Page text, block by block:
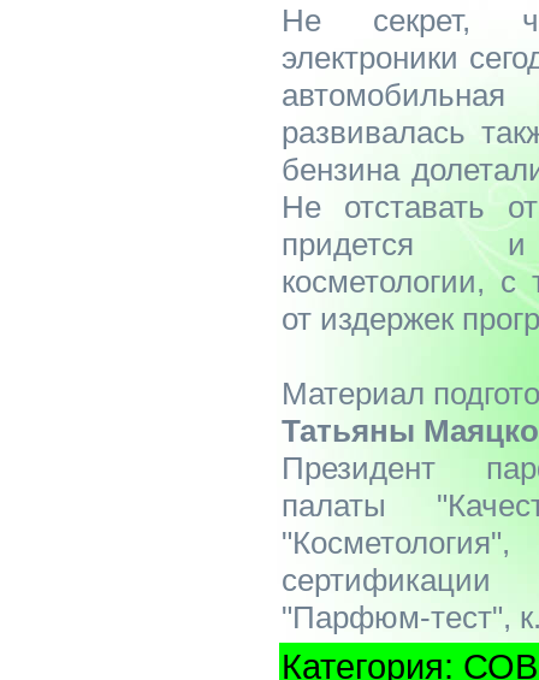
Не секрет,
электроники
развивалась
бензина
Не отставать
придется и
косметологии,
от издержек
Материал
Татьяны
Президент
палаты
"Парфюм-тест",
Категория: